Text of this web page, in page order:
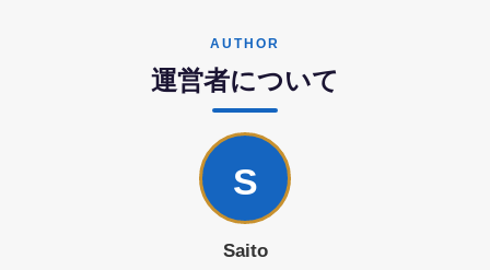
AUTHOR
運営者について
S
Saito